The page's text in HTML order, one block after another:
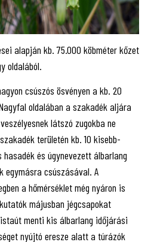
alapján kb. 75.000 köbméter kőzet
oldalából.
csúszós ösvényen a kb. 20
oldalában a szakadék aljára
látszó zugokba ne
területén kb. 10 kisebb-
és úgynevezett álbarlang
egymásra csúszásával. A
a hőmérséklet még nyáron is
májusban jégcsapokat
menti kis álbarlang időjárási
nyújtó eresze alatt a túrázók